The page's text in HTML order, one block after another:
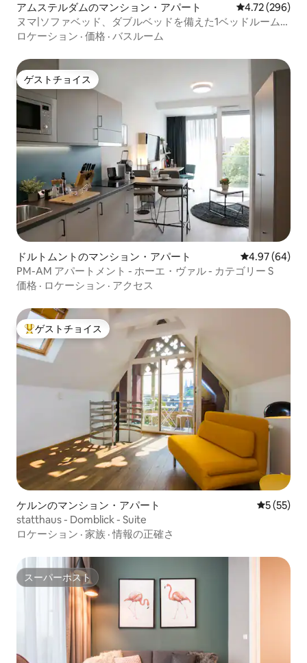
アムステルダムのマンション・アパート レビュー296
4.72 (296)
ヌマ|ソファベッド、ダブルベッドを備えた1ベッドルームア
パートメント
ロケーション · 価格 · バスルーム
ゲストチョイス
ゲストチョイス
ドルトムントのマンション・アパート レビュー64
4.97 (64)
PM-AM アパートメント - ホーエ・ヴァル - カテゴリー S
価格 · ロケーション · アクセス
大好評のゲストチョイスです。
ゲストチョイス
ケルンのマンション・アパート レビュー
5 (55)
statthaus - Domblick - Suite
ロケーション · 家族 ·情報の正確さ
スーパーホスト
スーパーホスト